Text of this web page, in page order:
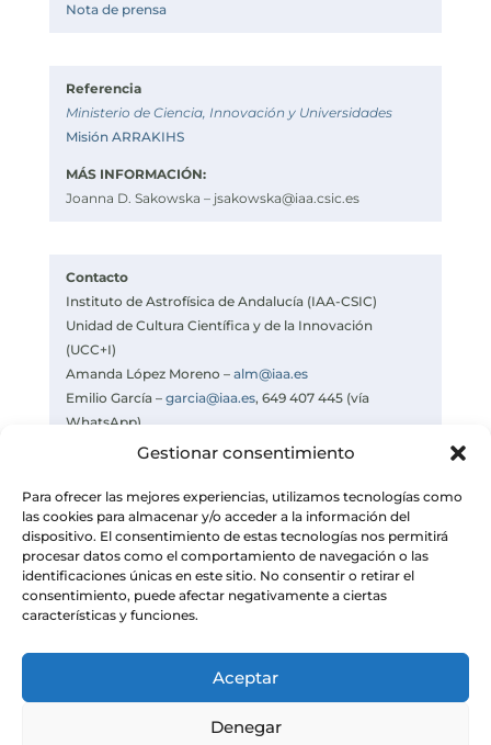
Gestionar consentimiento
Para ofrecer las mejores experiencias, utilizamos tecnologías como
las cookies para almacenar y/o acceder a la información del
dispositivo. El consentimiento de estas tecnologías nos permitirá
procesar datos como el comportamiento de navegación o las
identificaciones únicas en este sitio. No consentir o retirar el
consentimiento, puede afectar negativamente a ciertas
características y funciones.
Aceptar
Denegar
Nota de prensa
Referencia
Ministerio de Ciencia, Innovación y Universidades
Misión ARRAKIHS
MÁS INFORMACIÓN:
Joanna D. Sakowska –jsakowska@iaa.csic.es
Contacto
Instituto de Astrofísica de Andalucía (IAA-CSIC)
Unidad de Cultura Científica y de la Innovación
(UCC+I)
Amanda López Moreno – alm@iaa.es
Emilio García – garcia@iaa.es, 649 407 445 (vía
WhatsApp)
Celia Navas –navas@iaa.es